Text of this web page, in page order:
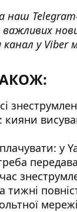
наш
канал у Viber
кияни
у
тижні